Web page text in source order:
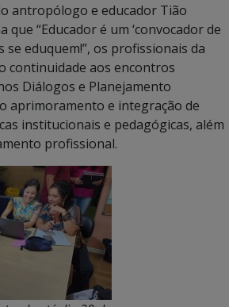
antropólogo e educador Tião
que “Educador é um ‘convocador de
se eduquem!”, os profissionais da
continuidade aos encontros
Diálogos e Planejamento
aprimoramento e integração de
institucionais e pedagógicas, além
profissional.